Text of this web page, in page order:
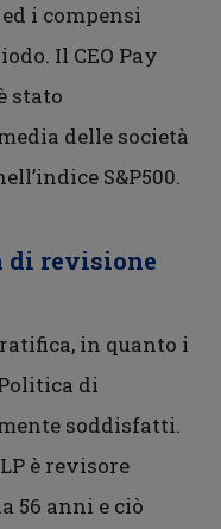
i compensi
Il CEO Pay
stato
delle società
S&P500.
di revisione
in quanto i
di
soddisfatti.
è revisore
56 anni e ciò